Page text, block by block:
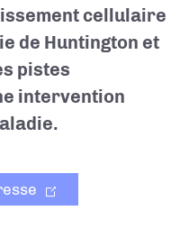
cellulaire
de Huntington et
pistes
intervention